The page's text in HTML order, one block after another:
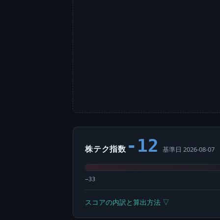
株テク指数 -12 基準日 2026-08-07
−33
スコアの内訳と算出方法 ▽